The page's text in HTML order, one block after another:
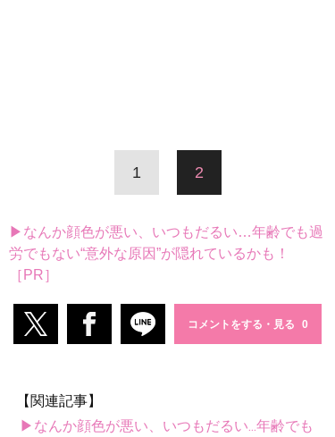
1 2
▶なんか顔色が悪い、いつもだるい…年齢でも過
労でもない“意外な原因”が隠れているかも！
［PR］
コメントをする・見る
【関連記事】
▶なんか顔色が悪い、いつもだるい...年齢でも